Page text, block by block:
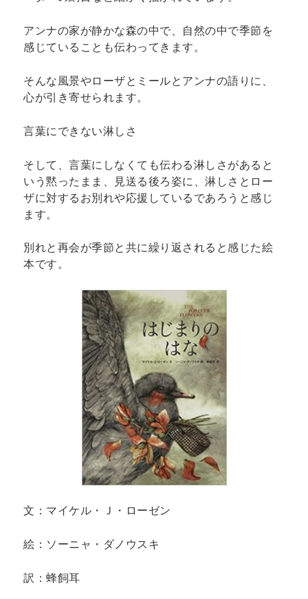
アンナの家が静かな森の中で、自然の中で季節を
感じていることも伝わってきます。
そんな風景やローザとミールとアンナの語りに、
心が引き寄せられます。
言葉にできない淋しさ
そして、言葉にしなくても伝わる淋しさがあると
いう黙ったまま、見送る後ろ姿に、淋しさとロー
ザに対するお別れや応援しているであろうと感じ
ます。
別れと再会が季節と共に繰り返されると感じた絵
本です。
文：マイケル・Ｊ・ローゼン
絵：ソーニャ・ダノウスキ
訳：蜂飼耳